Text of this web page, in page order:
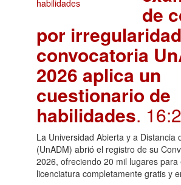
de
por
convocatoria
2026 aplica un
cuestionario de
habilidades.
La Universidad Abierta y a Distancia
(UnADM) abrió el registro de su
2026, ofreciendo 20 mil lugares
licenciatura completamente gratis y